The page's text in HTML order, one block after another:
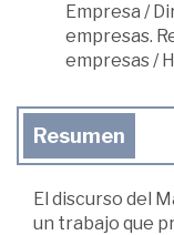
Empresa /
empresas.
empresas/
Resumen
El discurso del
un trabajo que